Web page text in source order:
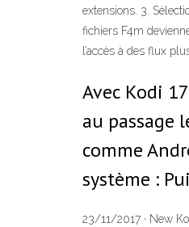
extensions. 3.
fichiers F4m
l’accès à des flux
Avec Kodi
au passage
comme
système :
23/11/2017 · New